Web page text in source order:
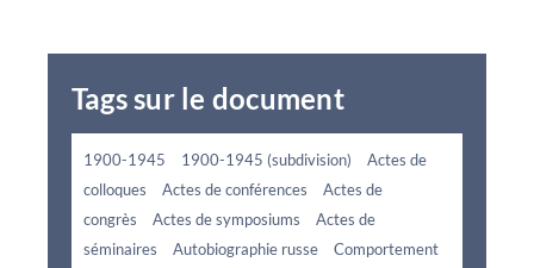
Tags sur le document
1900-1945 1900-1945 (subdivision)
Actes de
colloques
Actes de conférences
Actes de
congrès
Actes de symposiums
Actes de
séminaires
Autobiographie russe
Comportement